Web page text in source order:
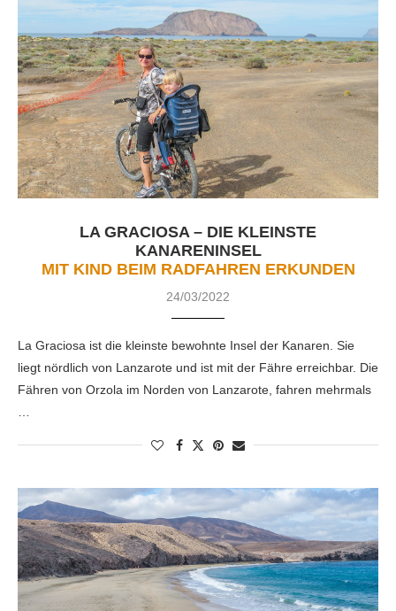
LA GRACIOSA – DIE KLEINSTE
KANARENINSEL
MIT KIND BEIM RADFAHREN ERKUNDEN
24/03/2022
La Graciosa ist die kleinste bewohnte Insel der Kanaren. Sie
liegt nördlich von Lanzarote und ist mit der Fähre erreichbar. Die
Fähren von Orzola im Norden von Lanzarote, fahren mehrmals